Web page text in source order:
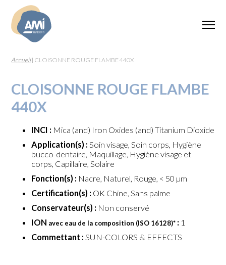
Accueil| CLOISONNE ROUGE FLAMBE 440X
CLOISONNE ROUGE FLAMBE
440X
INCI : Mica (and) Iron Oxides (and) Titanium Dioxide
Application(s) : Soin visage, Soin corps, Hygiène
bucco-dentaire, Maquillage, Hygiène visage et
corps, Capillaire, Solaire
Fonction(s) : Nacre, Naturel, Rouge, < 50 µm
Certification(s) : OK Chine, Sans palme
Conservateur(s) : Non conservé
ION avec eau de la composition (ISO 16128)* : 1
Commettant : SUN-COLORS & EFFECTS